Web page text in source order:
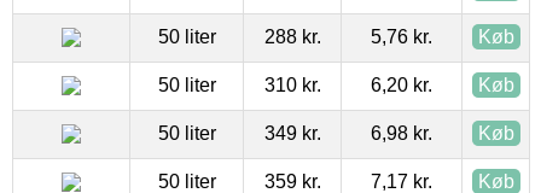
50 liter 288 kr. 5,76 kr. Køb
50 liter 310 kr. 6,20 kr. Køb
50 liter 349 kr. 6,98 kr. Køb
50 liter 359 kr. 7,17 kr. Køb